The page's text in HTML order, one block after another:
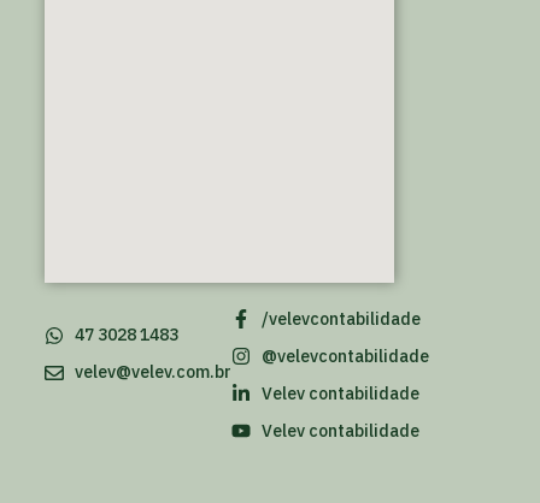
/velevcontabilidade
@velevcontabilidade
Velev contabilidade
Velev contabilidade
47 3028 1483
velev@velev.com.br